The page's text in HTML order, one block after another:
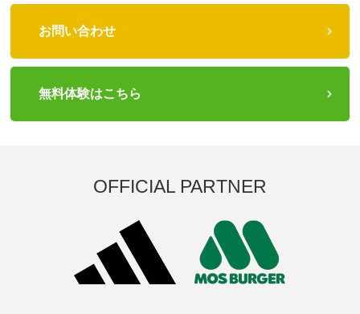
お問い合わせ
無料体験はこちら
OFFICIAL PARTNER